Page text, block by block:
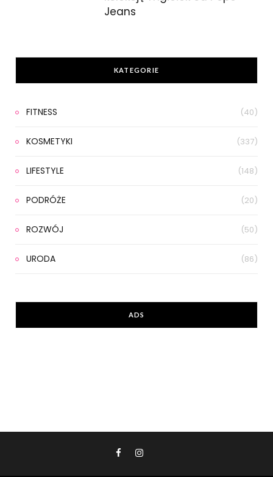
Jeans
KATEGORIE
FITNESS (40)
KOSMETYKI (337)
LIFESTYLE (148)
PODRÓŻE (20)
ROZWÓJ (50)
URODA (86)
ADS